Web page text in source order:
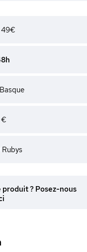
49€
€
Rubys
? Posez-nous